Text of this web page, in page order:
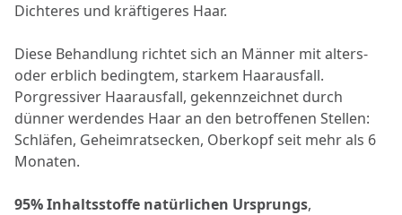
Dichteres und kräftigeres Haar.
Diese Behandlung richtet sich an Männer mit alters-
oder erblich bedingtem, starkem Haarausfall.
Porgressiver Haarausfall, gekennzeichnet durch
dünner werdendes Haar an den betroffenen Stellen:
Schläfen, Geheimratsecken, Oberkopf seit mehr als 6
Monaten.
95% Inhaltsstoffe natürlichen Ursprungs,